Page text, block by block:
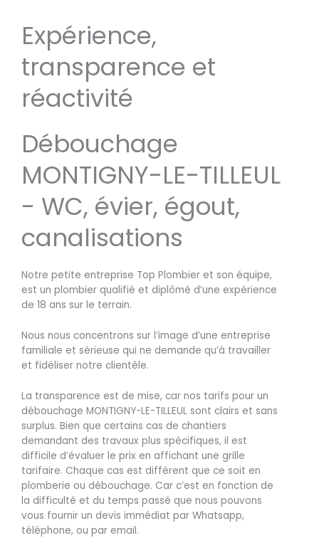
Expérience,
transparence et
réactivité
Débouchage
MONTIGNY-LE-TILLEUL
- WC, évier, égout,
canalisations
Notre petite entreprise Top Plombier et son équipe,
est un plombier qualifié et diplômé d’une expérience
de 18 ans sur le terrain.
Nous nous concentrons sur l’image d’une entreprise
familiale et sérieuse qui ne demande qu’à travailler
et fidéliser notre clientèle.
La transparence est de mise, car nos tarifs pour un
débouchage MONTIGNY-LE-TILLEUL sont clairs et sans
surplus. Bien que certains cas de chantiers
demandant des travaux plus spécifiques, il est
difficile d’évaluer le prix en affichant une grille
tarifaire. Chaque cas est différent que ce soit en
plomberie ou débouchage. Car c’est en fonction de
la difficulté et du temps passé que nous pouvons
vous fournir un devis immédiat par Whatsapp,
téléphone, ou par email.